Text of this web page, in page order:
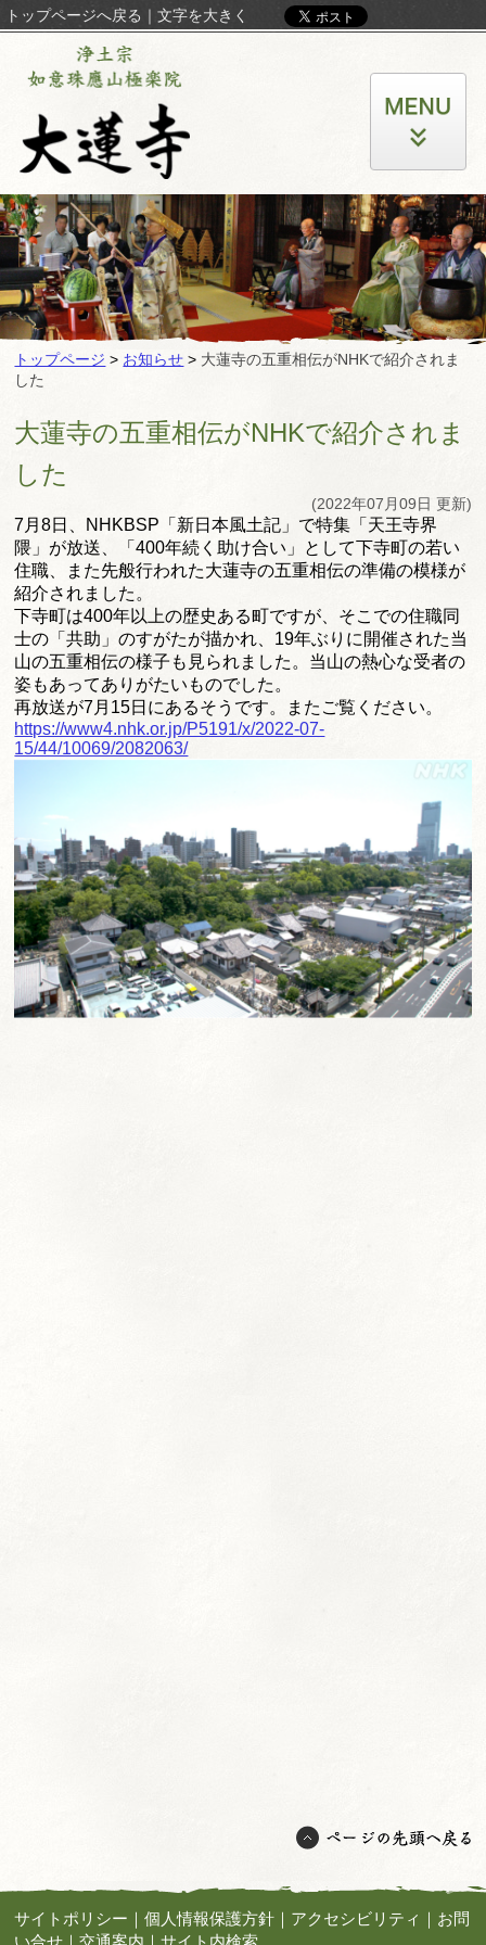
トップページへ戻る ｜ 文字を大きく
トップページ > お知らせ > 大蓮寺の五重相伝がNHKで紹介されま
した
大蓮寺の五重相伝がNHKで紹介されま
した
(2022年07月09日 更新)
7月8日、NHKBSP「新日本風土記」で特集「天王寺界
隈」 が放送、「400年続く助け合い」として下寺町の若い
住職、
また先般行われた大蓮寺の五重相伝の準備の模様が
紹介されました 。
下寺町は400年以上の歴史ある町ですが、そこでの住職同
士の「共助」のすがたが描かれ、 19年ぶりに開催された当
山の五重相伝の様子も見られました。 当山の熱心な受者の
姿もあってありがたいものでした。
再放送が7月15日にあるそうです。またご覧ください。
https://www4.nhk.or.jp/P5191/x/2022-07-
15/44/10069/2082063/
サイトポリシー ｜個人情報保護方針 ｜ アクセシビリティ ｜ お問
い合せ ｜交通案内 ｜サイト内検索